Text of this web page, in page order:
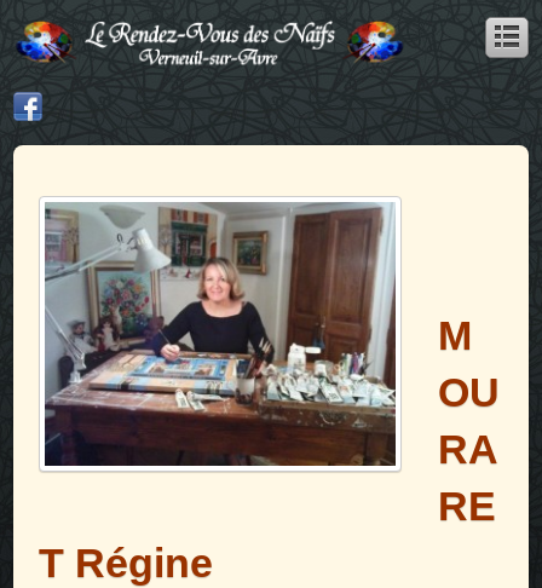
M
OU
RA
RE
T Régine